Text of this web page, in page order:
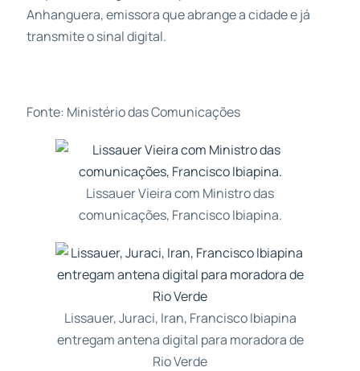
Anhanguera, emissora que abrange a cidade e já
transmite o sinal digital.
Fonte: Ministério das Comunicações
Lissauer Vieira com Ministro das
comunicações, Francisco Ibiapina.
Lissauer, Juraci, Iran, Francisco Ibiapina
entregam antena digital para moradora de
Rio Verde